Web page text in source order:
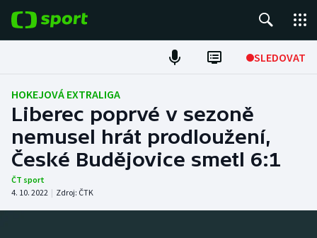
SLEDOVAT
Fotbal
Hokej
Tenis
Atletika
HOKEJOVÁ EXTRALIGA
Liberec poprvé v sezoně
nemusel hrát prodloužení,
České Budějovice smetl 6:1
ČT sport
4. 10. 2022 | Zdroj: ČTK